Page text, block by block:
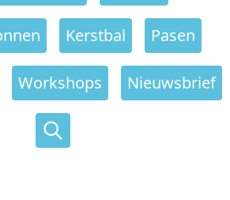
Kerstbal Pasen
Workshops Nieuwsbrief